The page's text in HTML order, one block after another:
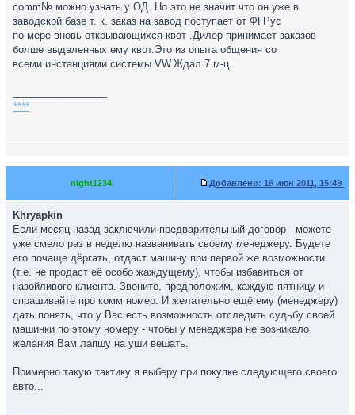
comm№ можно узнать у ОД. Но это не значит что он уже в
заводской базе т. к. заказ на завод поступает от ФГРус
по мере вновь открывающихся квот .Дилер принимает заказов
болше выделенных ему квот.Это из опыта общения со
всеми инстанциями системы VW.Ждал 7 м-ц.
****
night1234 Добавлено: 16 июн 2011, 15:49
Khryapkin
Если месяц назад заключили предварительный договор - можете
уже смело раз в неделю названивать своему менеджеру. Будете
его почаще дёргать, отдаст машину при первой же возможности
(т.е. не продаст её особо жаждущему), чтобы избавиться от
назойливого клиента. Звоните, предположим, каждую пятницу и
спрашивайте про комм номер. И желательно ещё ему (менеджеру)
дать понять, что у Вас есть возможность отследить судьбу своей
машинки по этому номеру - чтобы у менеджера не возникало
желания Вам лапшу на уши вешать.
Примерно такую тактику я выберу при покупке следующего своего
авто...